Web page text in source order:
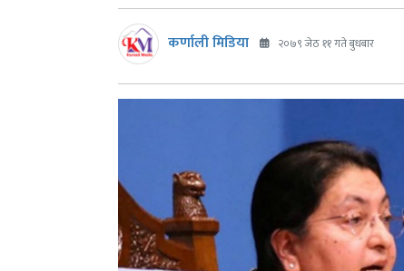
कर्णाली मिडिया २०७९ जेठ ११ गते बुधबार